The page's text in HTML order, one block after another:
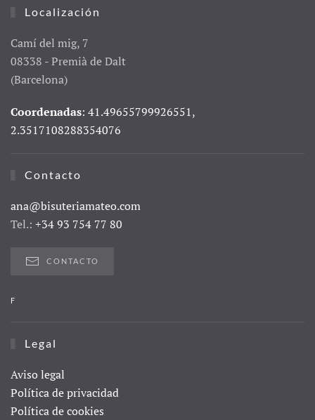
Localización
Camí del mig, 7
08338 - Premià de Dalt
(Barcelona)
Coordenadas: 41.49655799926551,
2.3517108288354076
Contacto
ana@bisuteriamateo.com
Tel.: +34 93 754 77 80
CONTACTO
F
Legal
Aviso legal
Política de privacidad
Política de cookies